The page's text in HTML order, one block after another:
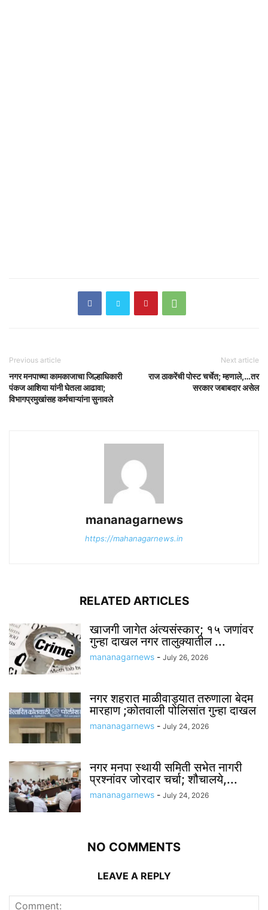
Previous article
नगर मनपाच्या कामकाजाचा जिल्हाधिकारी
पंकज आशिया यांनी घेतला आढावा;
विभागप्रमुखांसह कर्मचाऱ्यांना सुनावले
Next article
राज ठाकरेंची पोस्ट चर्चेत; म्हणाले,…तर
सरकार जबाबदार असेल
mananagarnews
https://mahanagarnews.in
RELATED ARTICLES
खाजगी जागेत अंत्यसंस्कार; १५ जणांवर
गुन्हा दाखल नगर तालुक्यातील ...
mananagarnews - July 26, 2026
नगर शहरात माळीवाड्यात तरुणाला बेदम
मारहाण ;कोतवाली पोलिसांत गुन्हा दाखल
mananagarnews - July 24, 2026
नगर मनपा स्थायी समिती सभेत नागरी
प्रश्नांवर जोरदार चर्चा; शौचालये,...
mananagarnews - July 24, 2026
NO COMMENTS
LEAVE A REPLY